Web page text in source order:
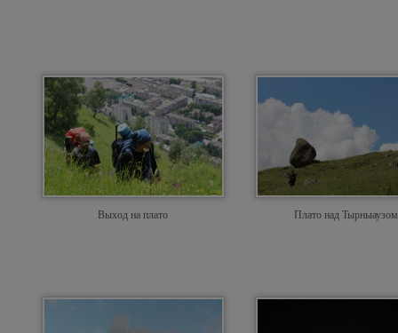
Выход на плато Плато над Тырныаузом